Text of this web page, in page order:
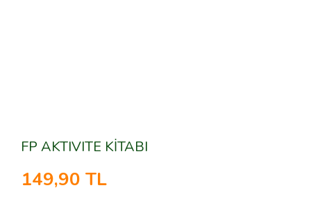
FP AKTIVITE KİTABI
149,90 TL